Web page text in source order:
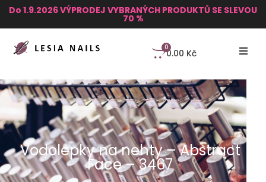
Do 1.9.2026 VÝPRODEJ VYBRANÝCH PRODUKTŮ SE SLEVOU
70 %
0.00 Kč
0
Vodolepky na nehty – Abstract
Face – 3467